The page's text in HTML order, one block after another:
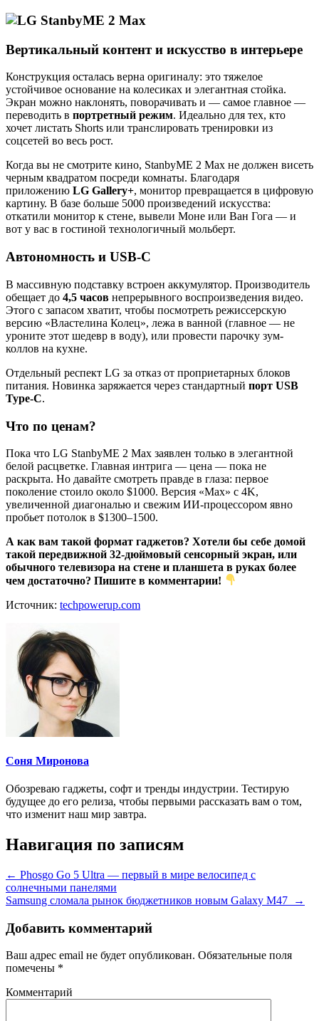
Вертикальный контент и искусство в интерьере
Конструкция осталась верна оригиналу: это тяжелое
устойчивое основание на колесиках и элегантная стойка.
Экран можно наклонять, поворачивать и — самое главное —
переводить в портретный режим. Идеально для тех, кто
хочет листать Shorts или транслировать тренировки из
соцсетей во весь рост.
Когда вы не смотрите кино, StanbyME 2 Max не должен висеть
черным квадратом посреди комнаты. Благодаря
приложению LG Gallery+, монитор превращается в цифровую
картину. В базе больше 5000 произведений искусства:
откатили монитор к стене, вывели Моне или Ван Гога — и
вот у вас в гостиной технологичный мольберт.
Автономность и USB-C
В массивную подставку встроен аккумулятор. Производитель
обещает до 4,5 часов непрерывного воспроизведения видео.
Этого с запасом хватит, чтобы посмотреть режиссерскую
версию «Властелина Колец», лежа в ванной (главное — не
уроните этот шедевр в воду), или провести парочку зум-
коллов на кухне.
Отдельный респект LG за отказ от проприетарных блоков
питания. Новинка заряжается через стандартный порт USB
Type-C.
Что по ценам?
Пока что LG StanbyME 2 Max заявлен только в элегантной
белой расцветке. Главная интрига — цена — пока не
раскрыта. Но давайте смотреть правде в глаза: первое
поколение стоило около $1000. Версия «Max» с 4K,
увеличенной диагональю и свежим ИИ-процессором явно
пробьет потолок в $1300–1500.
А как вам такой формат гаджетов? Хотели бы себе домой
такой передвижной 32-дюймовый сенсорный экран, или
обычного телевизора на стене и планшета в руках более
чем достаточно? Пишите в комментарии!
Источник: techpowerup.com
Соня Миронова
Обозреваю гаджеты, софт и тренды индустрии. Тестирую
будущее до его релиза, чтобы первыми рассказать вам о том,
что изменит наш мир завтра.
Навигация по записям
← Phosgo Go 5 Ultra — первый в мире велосипед с
солнечными панелями
Samsung сломала рынок бюджетников новым Galaxy M47
→
Добавить комментарий
Ваш адрес email не будет опубликован. Обязательные поля
помечены *
Комментарий